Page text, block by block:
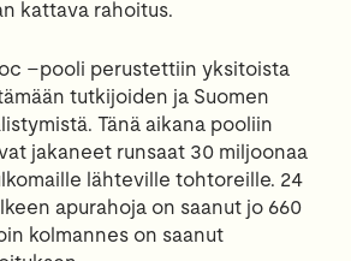
kattava rahoitus.
–pooli perustettiin yksitoista
tutkijoiden ja Suomen
Tänä aikana pooliin
jakaneet runsaat 30 miljoonaa
lähteville tohtoreille. 24
apurahoja on saanut jo 660
kolmannes on saanut